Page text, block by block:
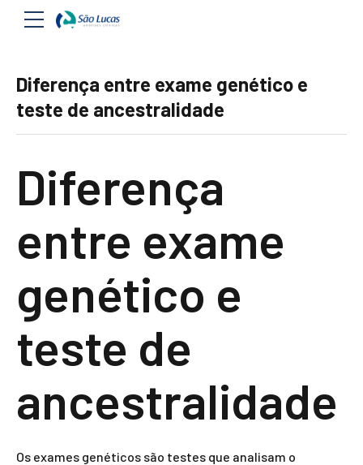
Diferença entre exame genético e
teste de ancestralidade
Diferença
entre exame
genético e
teste de
ancestralidade
Os exames genéticos são testes que analisam o